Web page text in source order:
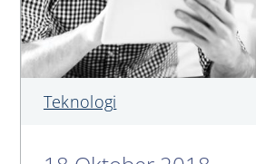
Teknologi